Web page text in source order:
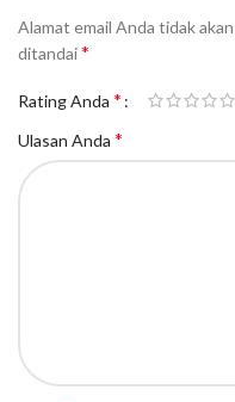
Alamat email Anda tidak
ditandai*
Rating Anda *
Ulasan Anda *